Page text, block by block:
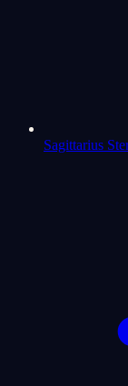
Sagittarius